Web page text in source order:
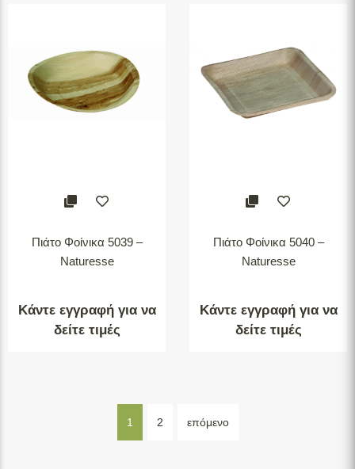
Πιάτο Φοίνικα 5039 –
Naturesse
Κάντε εγγραφή για να
δείτε τιμές
Πιάτο Φοίνικα 5040 –
Naturesse
Κάντε εγγραφή για να
δείτε τιμές
1 2 επόμενο